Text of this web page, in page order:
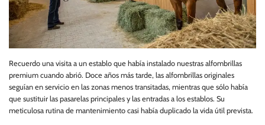
Recuerdo una visita a un establo que había instalado nuestras alfombrillas
premium cuando abrió. Doce años más tarde, las alfombrillas originales
seguían en servicio en las zonas menos transitadas, mientras que sólo había
que sustituir las pasarelas principales y las entradas a los establos. Su
meticulosa rutina de mantenimiento casi había duplicado la vida útil prevista.